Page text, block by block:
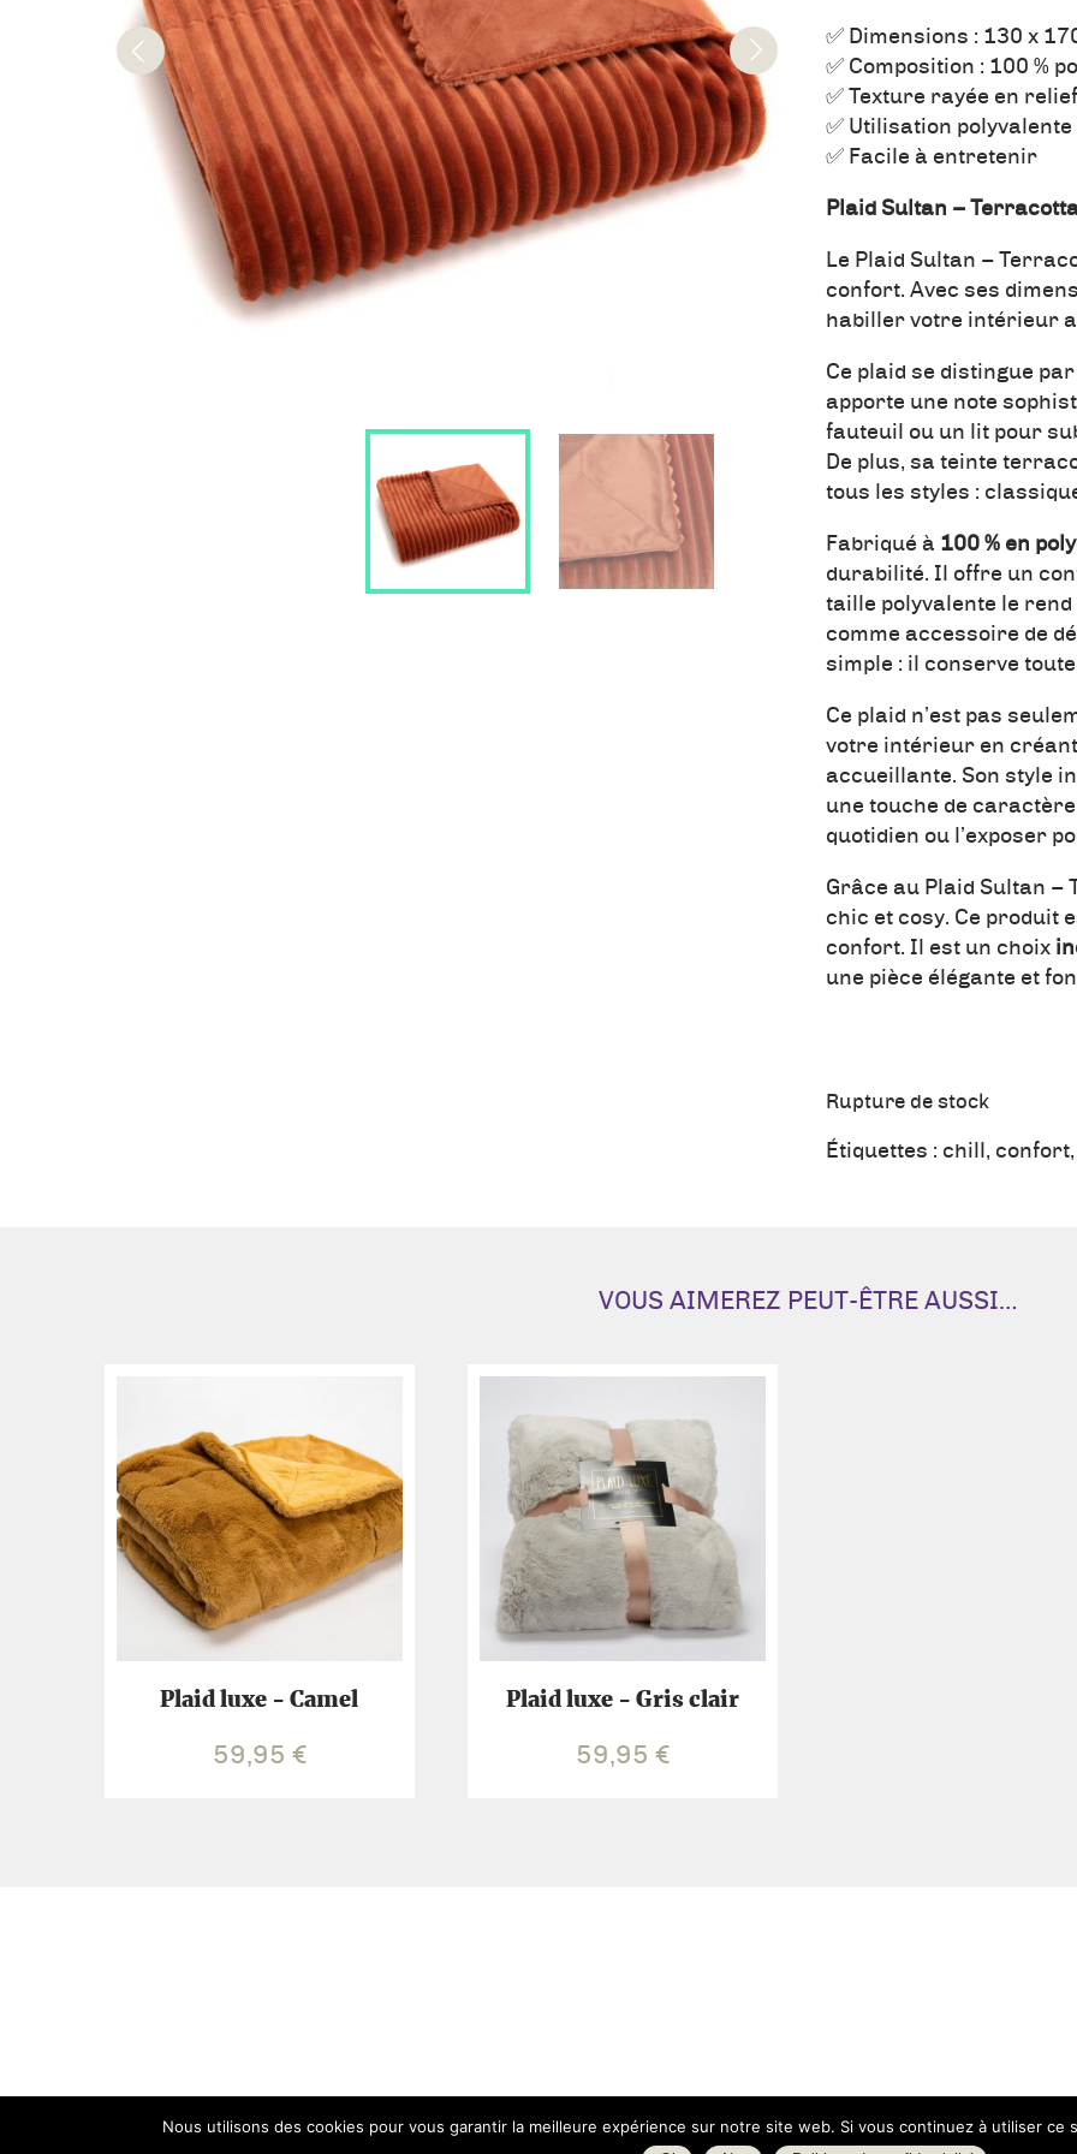
✅ Dimensions : 130 x
✅ Composition : 100 %
✅ Texture rayée en
✅ Utilisation
✅ Facile à entretenir
Plaid Sultan –
Le Plaid Sultan –
confort. Avec ses
habiller votre intérieur
Ce plaid se distingue
apporte une note
fauteuil ou un lit pour
De plus, sa teinte
tous les styles :
Fabriqué à 100 % en
durabilité. Il offre un
taille polyvalente le
comme accessoire de
simple : il conserve
Ce plaid n’est pas
votre intérieur en
accueillante. Son style
une touche de
quotidien ou l’exposer
Grâce au Plaid Sultan –
chic et cosy. Ce produit
confort. Il est un choix
une pièce élégante et
Rupture de stock
Étiquettes : chill , confort,
VOUS AIMEREZ PEUT-ÊTRE AUSSI…
Plaid luxe - Camel
59,95 €
Plaid luxe - Gris clair
59,95€
Nous utilisons des cookies pour vous garantir la meilleure expérience sur notre site web. Si vous continuez à utiliser